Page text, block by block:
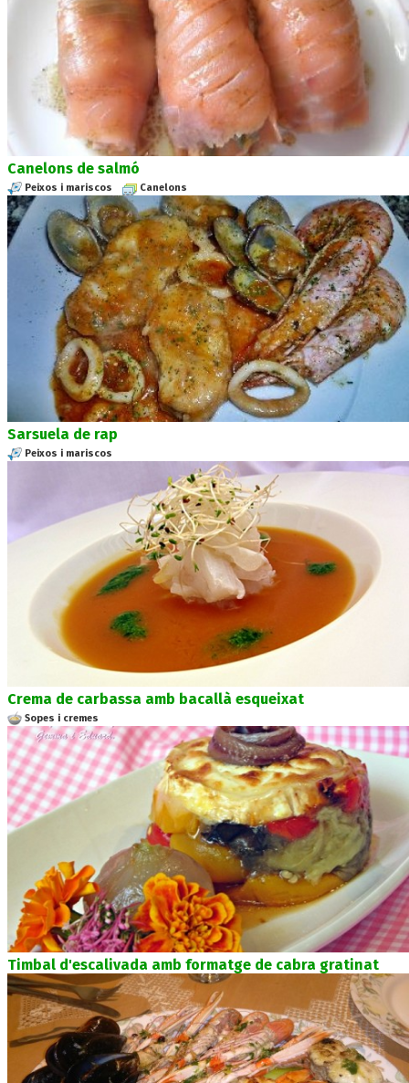
Canelons de salmó
Peixos i mariscos Canelons
Sarsuela de rap
Peixos i mariscos
Crema de carbassa amb bacallà esqueixat
Sopes i cremes
Timbal d'escalivada amb formatge de cabra gratinat